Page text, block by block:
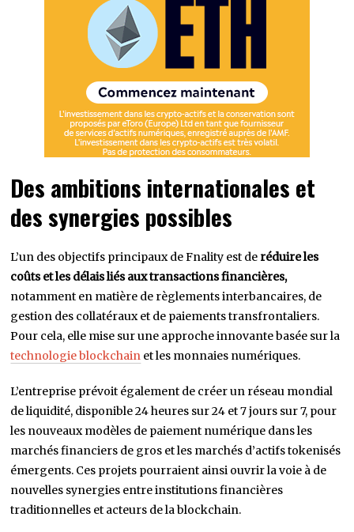
Des ambitions internationales et
des synergies possibles
L’un des objectifs principaux de Fnality est de réduire les
coûts et les délais liés aux transactions financières,
notamment en matière de règlements interbancaires, de
gestion des collatéraux et de paiements transfrontaliers.
Pour cela, elle mise sur une approche innovante basée sur la
technologie blockchain et les monnaies numériques.
L’entreprise prévoit également de créer un réseau mondial
de liquidité, disponible 24 heures sur 24 et 7 jours sur 7, pour
les nouveaux modèles de paiement numérique dans les
marchés financiers de gros et les marchés d’actifs tokenisés
émergents. Ces projets pourraient ainsi ouvrir la voie à de
nouvelles synergies entre institutions financières
traditionnelles et acteurs de la blockchain.